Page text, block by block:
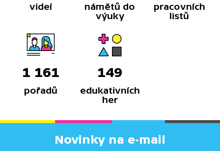
videí
námětů do
výuky
pracovních
listů
1 161
pořadů
149
edukativních
her
Novinky na e-mail